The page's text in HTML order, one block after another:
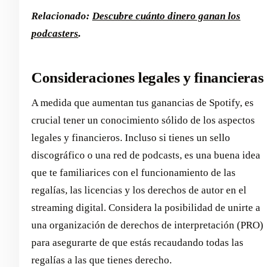
Relacionado: Descubre cuánto dinero ganan los
podcasters.
Consideraciones legales y financieras
A medida que aumentan tus ganancias de Spotify, es
crucial tener un conocimiento sólido de los aspectos
legales y financieros. Incluso si tienes un sello
discográfico o una red de podcasts, es una buena idea
que te familiarices con el funcionamiento de las
regalías, las licencias y los derechos de autor en el
streaming digital. Considera la posibilidad de unirte a
una organización de derechos de interpretación (PRO)
para asegurarte de que estás recaudando todas las
regalías a las que tienes derecho.